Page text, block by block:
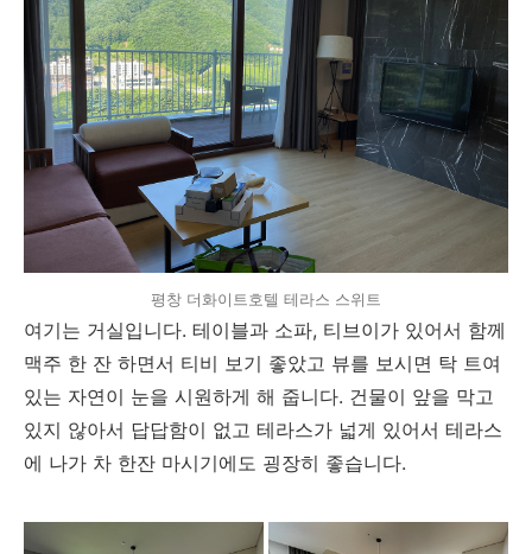
평창 더화이트호텔 테라스 스위트
여기는 거실입니다. 테이블과 소파, 티브이가 있어서 함께
맥주 한 잔 하면서 티비 보기 좋았고 뷰를 보시면 탁 트여
있는 자연이 눈을 시원하게 해 줍니다. 건물이 앞을 막고
있지 않아서 답답함이 없고 테라스가 넓게 있어서 테라스
에 나가 차 한잔 마시기에도 굉장히 좋습니다.